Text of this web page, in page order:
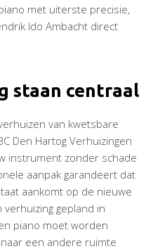
met uiterste precisie,
Ido Ambacht direct
staan centraal
van kwetsbare
Den Hartog Verhuizingen
instrument zonder schade
aanpak garandeert dat
aankomt op de nieuwe
gepland in
piano moet worden
een andere ruimte